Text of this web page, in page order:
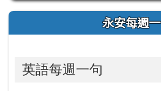
永安每週
英語每週一句